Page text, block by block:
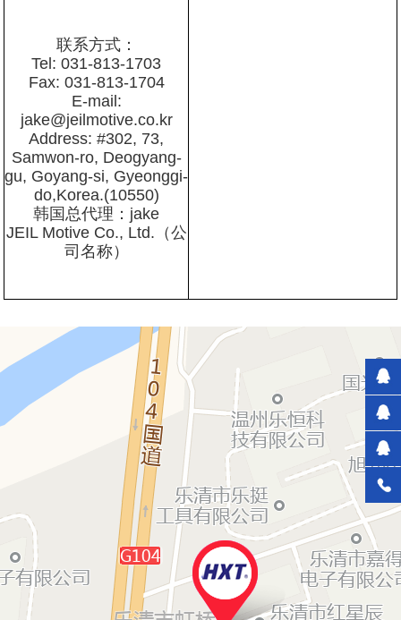
联系方式：
Tel: 031-813-1703
Fax: 031-813-1704
E-mail:
jake@jeilmotive.co.kr
Address: #302, 73,
Samwon-ro, Deogyang-
gu, Goyang-si, Gyeonggi-
do,Korea.(10550)
韩国总代理：jake
JEIL Motive Co., Ltd.（公
司名称）